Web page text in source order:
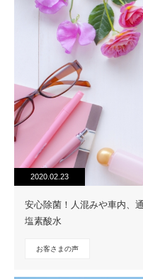
2020.02.23
安心除菌！人混みや車内、
塩素酸水
お客さまの声